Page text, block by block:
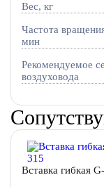
Вес, кг
Частота
мин
Рекомендуемое
воздуховода
Вставка гибкая